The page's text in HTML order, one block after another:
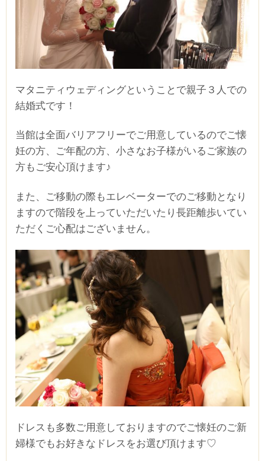
マタニティウェディングということで親子３人での
結婚式です！
当館は全面バリアフリーでご用意しているのでご懐
妊の方、ご年配の方、小さなお子様がいるご家族の
方もご安心頂けます♪
また、ご移動の際もエレベーターでのご移動となり
ますので階段を上っていただいたり長距離歩いてい
ただくご心配はございません。
ドレスも多数ご用意しておりますのでご懐妊のご新
婦様でもお好きなドレスをお選び頂けます♡